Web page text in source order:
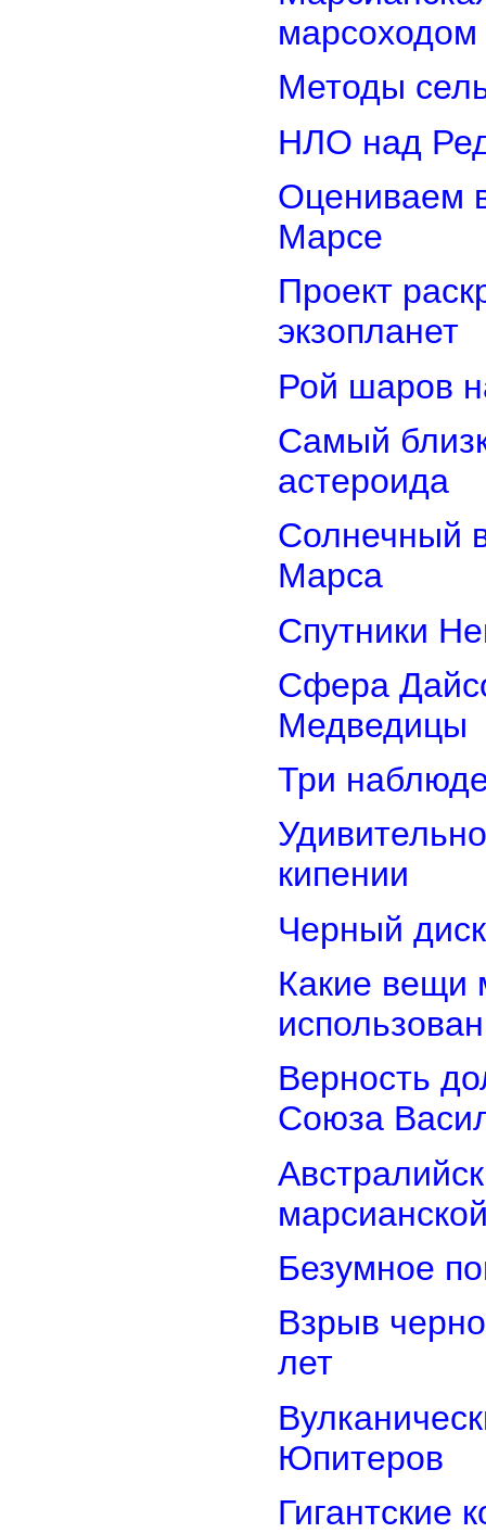
марсоходом
Методы
НЛО над
Оцениваем
Марсе
Проект
экзопланет
Рой шаров
Самый
астероида
Солнечный
Марса
Спутники
Сфера
Медведицы
Три
кипении
Черный
Какие вещи
Верность
Союза
Безумное
Взрыв
лет
Юпитеров
Гигантские